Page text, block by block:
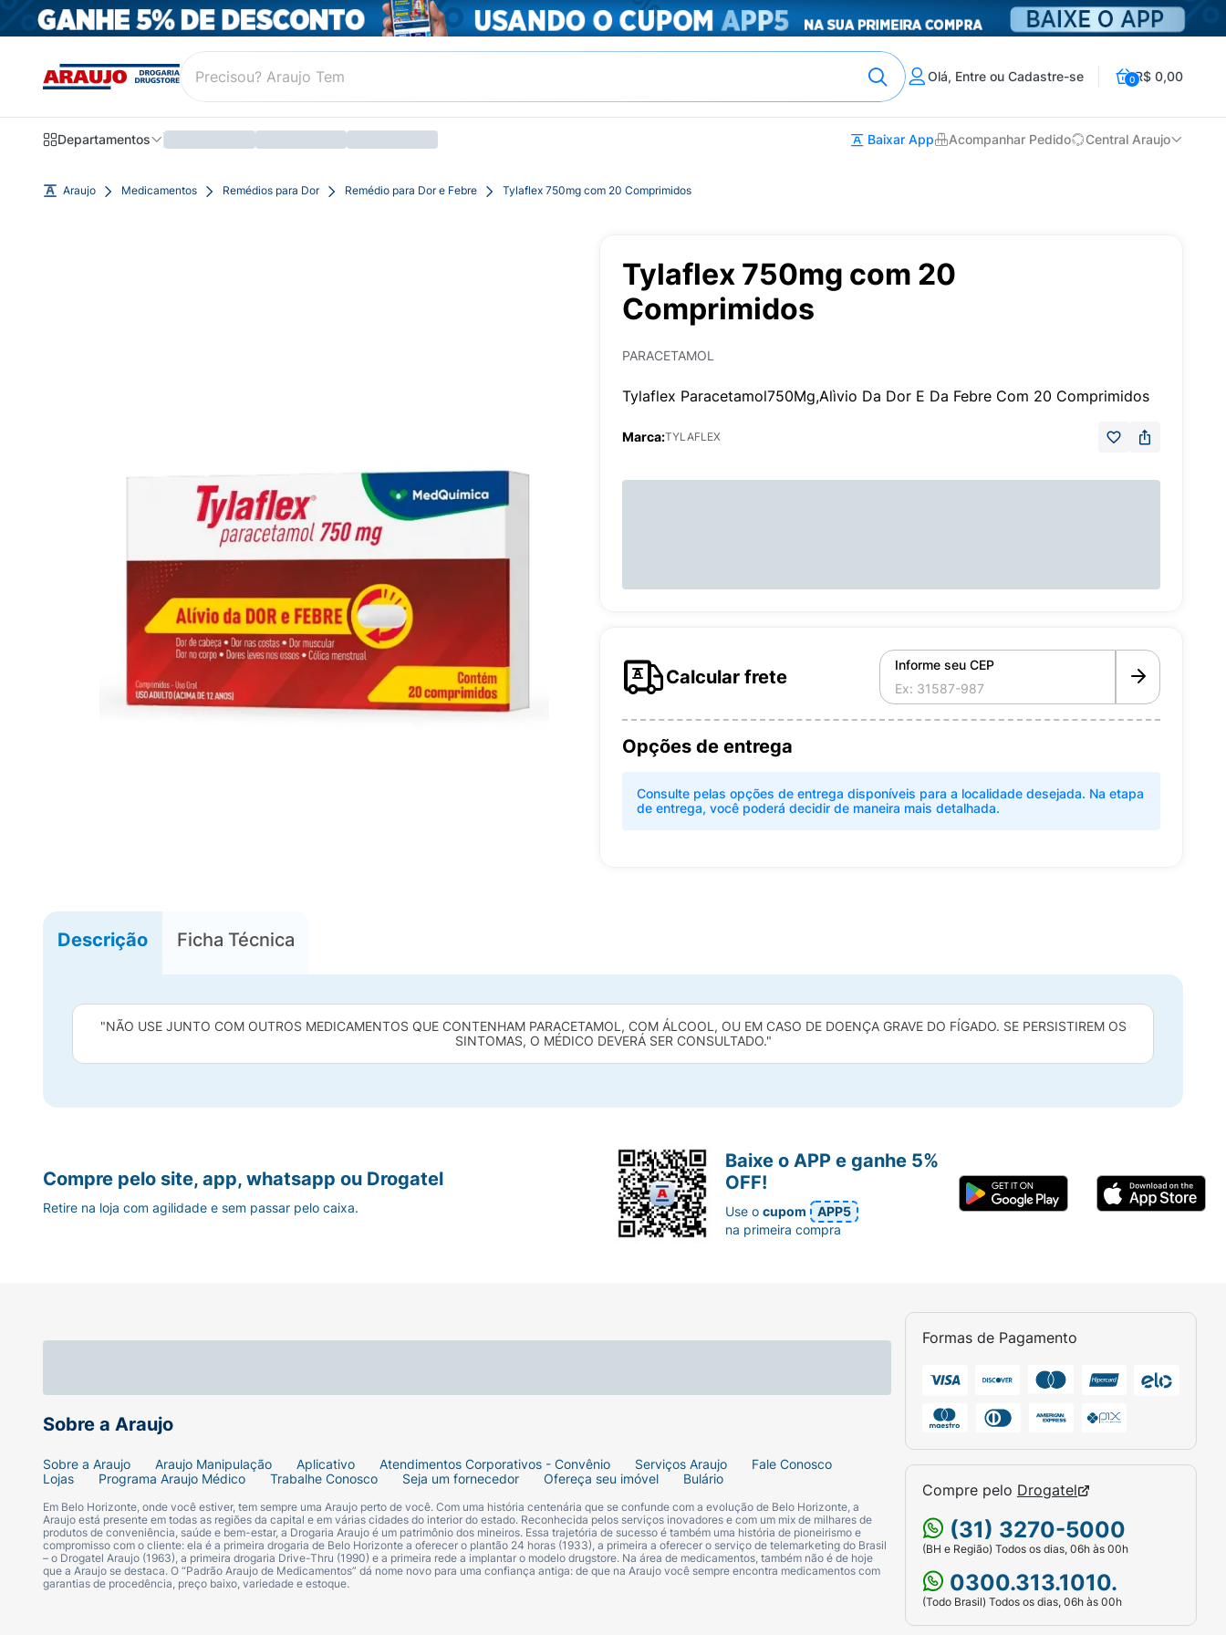
Olá, Entre ou Cadastre-se 0R$ 0,00
Departamentos Baixar App Acompanhar Pedido Central Araujo
Araujo Medicamentos Remédios para Dor Remédio para Dor e Febre Tylaflex 750mg com 20 Comprimidos
Tylaflex 750mg com 20
Comprimidos
PARACETAMOL
Tylaflex Paracetamol750Mg,Alìvio Da Dor E Da Febre Com 20 Comprimidos
Marca:TYLAFLEX
Calcular frete
Informe seu CEP
Opções de entrega
Consulte pelas opções de entrega disponíveis para a localidade desejada. Na etapa
de entrega, você poderá decidir de maneira mais detalhada.
Descrição Ficha Técnica
"NÃO USE JUNTO COM OUTROS MEDICAMENTOS QUE CONTENHAM PARACETAMOL, COM ÁLCOOL, OU EM CASO DE DOENÇA GRAVE DO FÍGADO. SE PERSISTIREM OS
SINTOMAS, O MÉDICO DEVERÁ SER CONSULTADO."
Sobre a Araujo
Sobre a Araujo Araujo Manipulação Aplicativo Atendimentos Corporativos - Convênio Serviços Araujo
Fale Conosco
Lojas
Programa Araujo Médico Trabalhe Conosco Seja um fornecedor Ofereça seu imóvel Bulário
Em Belo Horizonte, onde você estiver, tem sempre uma Araujo perto de você. Com uma história centenária que se confunde com a evolução de Belo Horizonte, a
Araujo está presente em todas as regiões da capital e em várias cidades do interior do estado. Reconhecida pelos serviços inovadores e com um mix de milhares de
produtos de conveniência, saúde e bem-estar, a Drogaria Araujo é um patrimônio dos mineiros. Essa trajetória de sucesso é também uma história de pioneirismo e
compromisso com o cliente: ela é a primeira drogaria de Belo Horizonte a oferecer o plantão 24 horas (1933), a primeira a oferecer o serviço de telemarketing do Brasil
– o Drogatel Araujo (1963), a primeira drogaria Drive-Thru (1990) e a primeira rede a implantar o modelo drugstore. Na área de medicamentos, também não é de hoje
que a Araujo se destaca. O “Padrão Araujo de Medicamentos” dá nome novo para uma confiança antiga: de que na Araujo você sempre encontra medicamentos com
garantias de procedência, preço baixo, variedade e estoque.
Formas de Pagamento
Compre pelo Drogatel
(31) 3270-5000
(BH e Região) Todos os dias, 06h às 00h
0300.313.1010.
(Todo Brasil) Todos os dias, 06h às 00h
Compre pelo site, app, whatsapp ou Drogatel
Retire na loja com agilidade e sem passar pelo caixa.
Baixe o APP e ganhe 5%
OFF!
Use ocupom
APP5
na primeira compra